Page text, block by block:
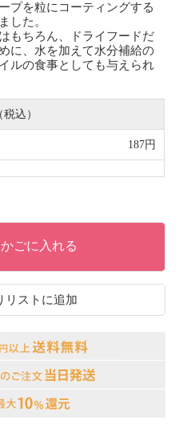
プを粒にコーティングする
した。
もちろん、ドライフードだ
に、水を加えて水分補給の
ルの食事としても与えられ
込）
187円
ごに入れる
リストに追加